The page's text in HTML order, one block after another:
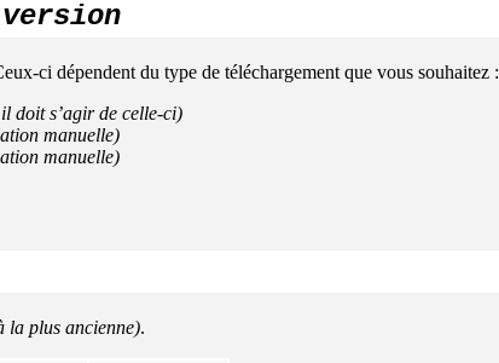
ci dépendent du type de téléchargement que vous souhaitez :
doit s’agir de celle-ci)
manuelle)
manuelle)
la plus ancienne).